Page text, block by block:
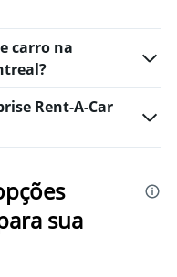
carro na
Rent-A-Car
sua